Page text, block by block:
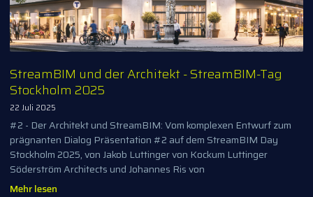
StreamBIM und der Architekt - StreamBIM-Tag
Stockholm 2025
22 Juli 2025
#2 - Der Architekt und StreamBIM: Vom komplexen Entwurf zum
prägnanten Dialog Präsentation #2 auf dem StreamBIM Day
Stockholm 2025, von Jakob Luttinger von Kockum Luttinger
Söderström Architects und Johannes Ris von
Mehr lesen